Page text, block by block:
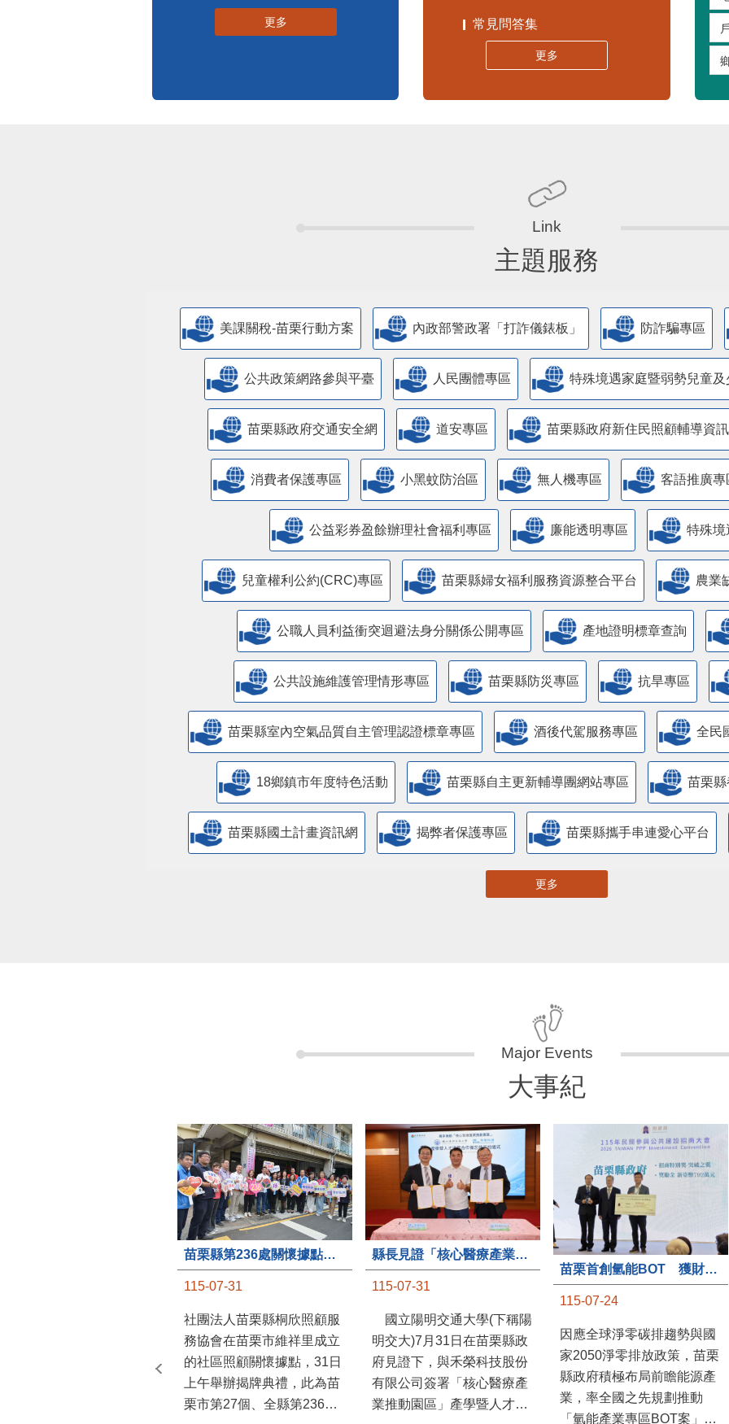
更多 常見問答集
更多
主題服務
美課關稅-苗栗行動方案 內政部警政署「打詐儀錶板」 防詐騙專區
公共政策網路參與平臺 人民團體專區 特殊境遇家庭暨弱勢兒童
苗栗縣政府交通安全網 道安專區 苗栗縣政府新住民照顧輔導資
消費者保護專區 小黑蚊防治區 無人機專區 客語推廣專
公益彩券盈餘辦理社會福利專區 廉能透明專區 特殊境
兒童權利公約(CRC)專區 苗栗縣婦女福利服務資源整合平台 農業
公職人員利益衝突迴避法身分關係公開專區 產地證明標章查詢
​公共設施維護管理情形專區 苗栗縣防災專區 抗旱專區
苗栗縣室內空氣品質自主管理認證標章專區 酒後代駕服務專區 全民
18鄉鎮市年度特色活動 苗栗縣自主更新輔導團網站專區 苗栗
苗栗縣國土計畫資訊網 揭弊者保護專區 苗栗縣攜手串連愛心平台
更多
大事紀
苗栗縣第236處關懷據點在苗栗市維祥里揭牌
115-07-31
社團法人苗栗縣桐欣照顧服
務協會在苗栗市維祥里成立
的社區照顧關懷據點，31日
上午舉辦揭牌典禮，此為苗
栗市第27個、全縣第236處
縣長見證「核心醫療產業推動園區」產學合作簽約儀式
115-07-31
國立陽明交通大學(下稱陽
明交大)7月31日在苗栗縣政
府見證下，與禾榮科技股份
有限公司簽署「核心醫療產
業推動園區」產學暨人才培
苗栗首創氫能BOT 獲財政部「突破之翼」肯定
115-07-24
因應全球淨零碳排趨勢與國
家2050淨零排放政策，苗栗
縣政府積極布局前瞻能源產
業，率全國之先規劃推動
「氫能產業專區BOT案」，